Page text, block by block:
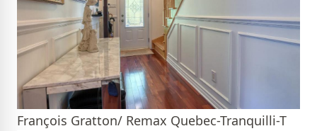
François Gratton/ Remax Quebec-Tranquilli-T